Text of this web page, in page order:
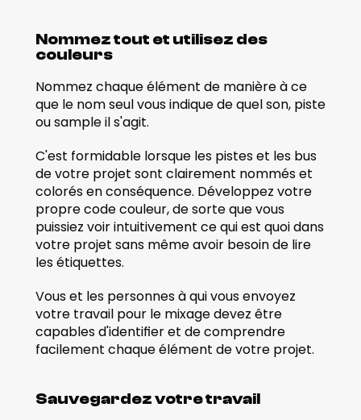
Nommez tout et utilisez des
couleurs
Nommez chaque élément de manière à ce
que le nom seul vous indique de quel son, piste
ou sample il s'agit.
C'est formidable lorsque les pistes et les bus
de votre projet sont clairement nommés et
colorés en conséquence. Développez votre
propre code couleur, de sorte que vous
puissiez voir intuitivement ce qui est quoi dans
votre projet sans même avoir besoin de lire
les étiquettes.
Vous et les personnes à qui vous envoyez
votre travail pour le mixage devez être
capables d'identifier et de comprendre
facilement chaque élément de votre projet.
Sauvegardez votre travail